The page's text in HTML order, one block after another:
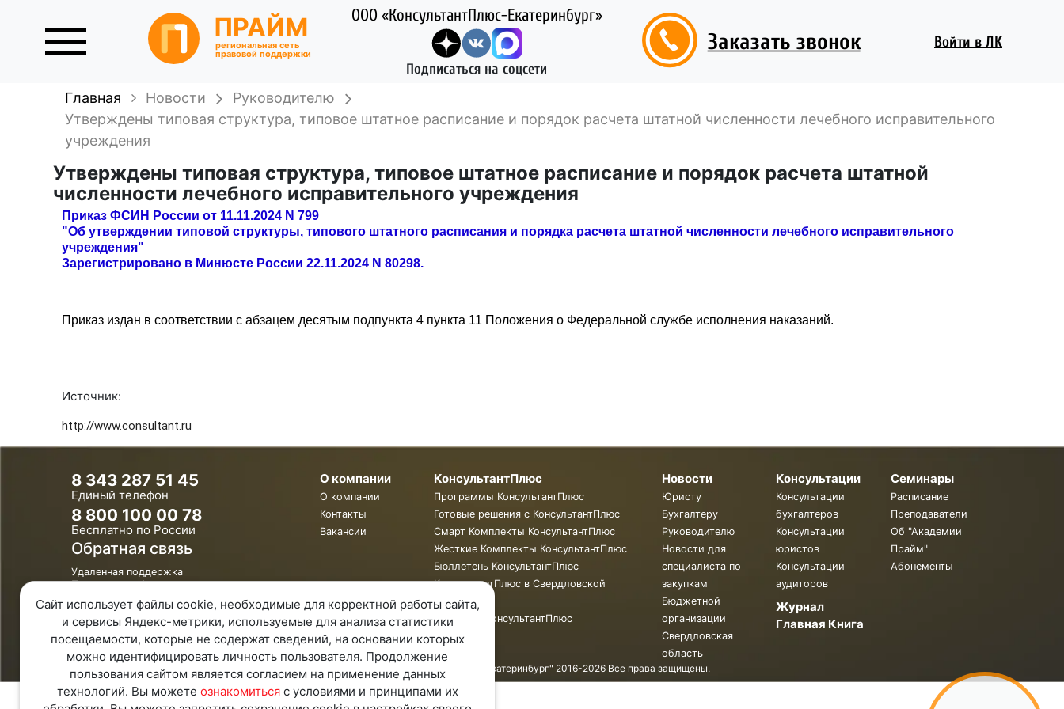
ПРАЙМ
региональная сеть
правовой поддержки
ООО «КонсультантПлюс-Екатеринбург»
Подписаться на соцсети
Заказать звонок Войти в ЛК
Главная Новости
Руководителю
Утверждены типовая структура, типовое штатное расписание и порядок расчета штатной численности лечебного исправительного
учреждения
Утверждены типовая структура, типовое штатное расписание и порядок расчета штатной
численности лечебного исправительного учреждения
Приказ ФСИН России от 11.11.2024 N 799
"Об утверждении типовой структуры, типового штатного расписания и порядка расчета штатной численности лечебного исправительного
учреждения"
Зарегистрировано в Минюсте России 22.11.2024 N 80298.
Приказ издан в соответствии с абзацем десятым подпункта 4 пункта 11 Положения о Федеральной службе исполнения наказаний.
Источник:
http://www.consultant.ru
8 343 287 51 45
Единый телефон
8 800 100 00 78
Бесплатно по России
Обратная связь
Удаленная поддержка
Политика конфиденциальности
Политика обработки персональных
данных
Карта Сайта
О компании
О компании
Контакты
Вакансии
КонсультантПлюс
Программы КонсультантПлюс
Готовые решения с КонсультантПлюс
Смарт Комплекты КонсультантПлюс
Жесткие Комплекты КонсультантПлюс
Бюллетень КонсультантПлюс
КонсультантПлюс в Свердловской
области
Обучение КонсультантПлюс
Новости
Юристу
Бухгалтеру
Руководителю
Новости для
специалиста по
закупкам
Бюджетной
организации
Свердловская
область
Консультации
Консультации
бухгалтеров
Консультации
юристов
Консультации
аудиторов
Журнал
Главная Книга
Семинары
Расписание
Преподаватели
Об "Академии
Прайм"
Абонементы
© ООО "КонсультантПлюс - Екатеринбург" 2016-2026 Все права защищены.
Сайт использует файлы cookie, необходимые для корректной работы сайта,
и сервисы Яндекс-метрики, используемые для анализа статистики
посещаемости, которые не содержат сведений, на основании которых
можно идентифицировать личность пользователя. Продолжение
пользования сайтом является согласием на применение данных
технологий. Вы можете ознакомитьсяс условиями и принципами их